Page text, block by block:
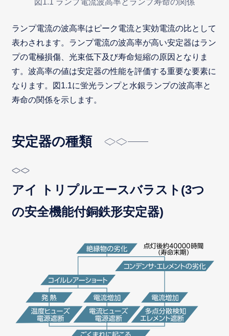
図1.1 ランプ電流波高率とランプ寿命の関係
ランプ電流の波高率はピーク電流と実効電流の比として
表わされます。ランプ電流の波高率が高い安定器はラン
プの電極損傷、光束低下及び寿命短縮の原因となりま
す。波高率の値は安定器の性能を評価する重要な要素に
なります。図1.1に蛍光ランプと水銀ランプの波高率と
寿命の関係を示します。
安定器の種類
アイ トリプルエースバラスト(3つ
の安全機能付銅鉄形安定器)